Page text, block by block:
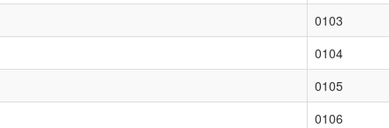
0103
0104
0105
0106